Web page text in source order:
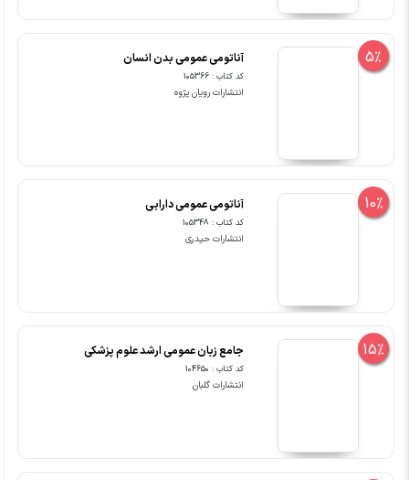
5% آناتومی عمومی بدن انسان
کد کتاب : 105366
انتشارات رویان پژوه
10% آناتومی عمومی دارابی
کد کتاب : 105348
انتشارات حیدری
15% جامع زبان عمومی ارشد علوم پزشکی
کد کتاب : 104650
انتشارات گلبان